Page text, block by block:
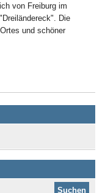
von Freiburg im
Die
und schöner